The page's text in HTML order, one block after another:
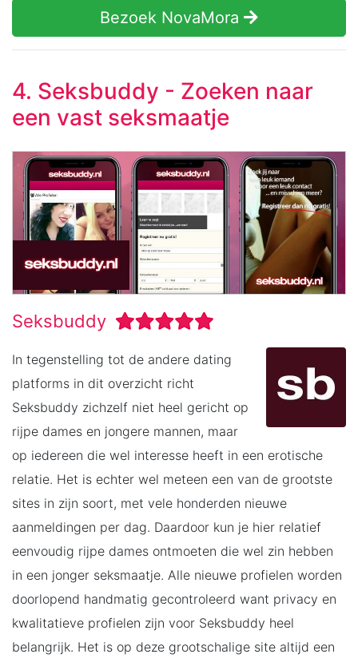
Bezoek NovaMora
4. Seksbuddy - Zoeken naar
een vast seksmaatje
Seksbuddy
In tegenstelling tot de andere dating
platforms in dit overzicht richt
Seksbuddy zichzelf niet heel gericht op
rijpe dames en jongere mannen, maar
op iedereen die wel interesse heeft in een erotische
relatie. Het is echter wel meteen een van de grootste
sites in zijn soort, met vele honderden nieuwe
aanmeldingen per dag. Daardoor kun je hier relatief
eenvoudig rijpe dames ontmoeten die wel zin hebben
in een jonger seksmaatje. Alle nieuwe profielen worden
doorlopend handmatig gecontroleerd want privacy en
kwalitatieve profielen zijn voor Seksbuddy heel
belangrijk. Het is op deze grootschalige site altijd een